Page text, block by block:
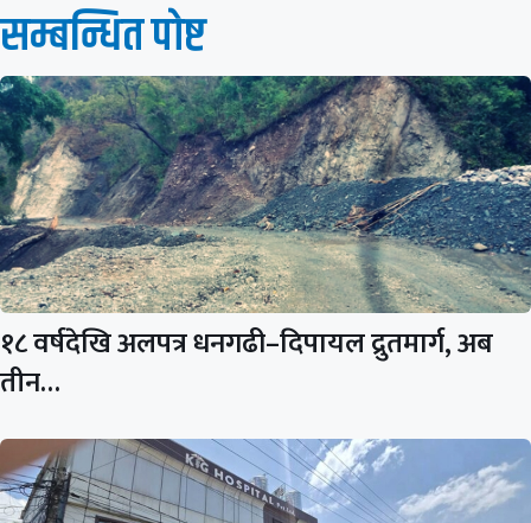
सम्बन्धित पाेष्ट
१८ वर्षदेखि अलपत्र धनगढी–दिपायल द्रुतमार्ग, अब
तीन…